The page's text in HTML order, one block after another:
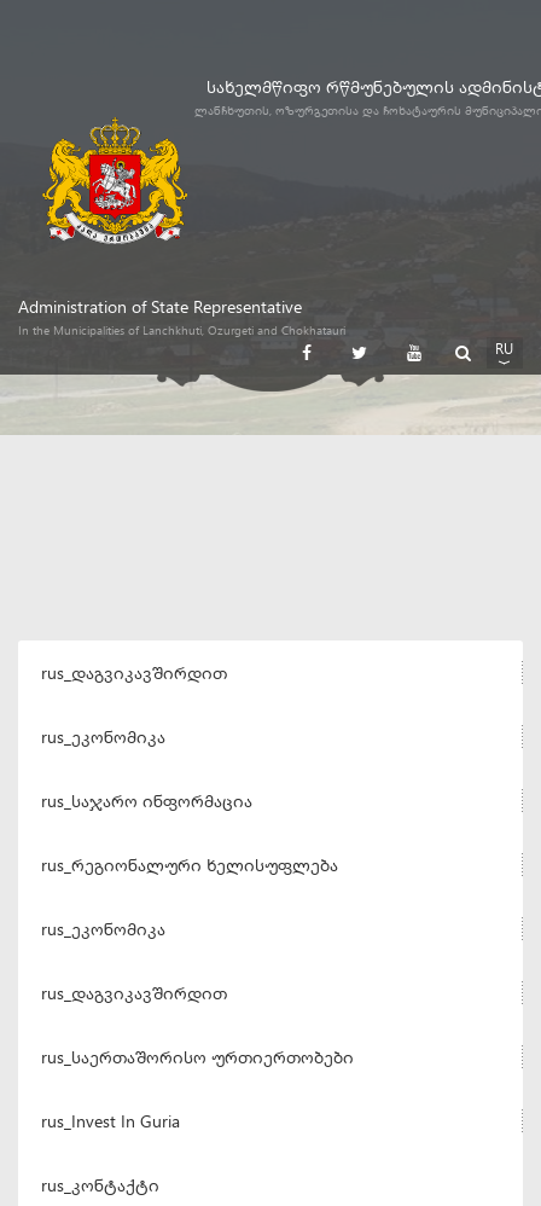
სახელმწიფო რწმუნებულის
ლანჩხუთის, ოზურგეთისა და ჩოხატაურის
Administration of State Representative
In the Municipalities of Lanchkhuti, Ozurgeti and Chokhatauri
RU
rus_დაგვიკავშირდით
rus_ეკონომიკა
rus_საჯარო ინფორმაცია
rus_რეგიონალური ხელისუფლება
rus_ეკონომიკა
rus_დაგვიკავშირდით
rus_საერთაშორისო ურთიერთობები
rus_Invest In Guria
rus_კონტაქტი